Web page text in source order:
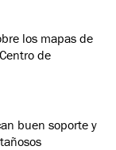
los mapas de
de
buen soporte y